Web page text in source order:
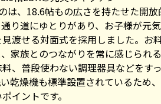
は、18.6帖もの広さを持たせた開
り道にゆとりがあり、お子様が元
渡せる対面式を採用しました。
家族とのつながりを常に感じら
、普段使わない調理器具などを
乾燥機も標準設置されているた
イントです。